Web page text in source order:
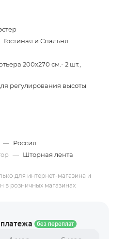
Гостиная и Спальня
200х270 см.- 2 шт.,
регулирования высоты
— Россия
— Шторная лента
для интернет-магазина и
в розничных магазинах